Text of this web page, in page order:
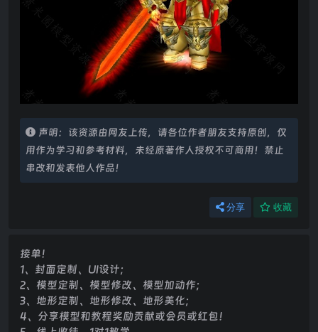
声明：该资源由网友上传，请各位作者朋友支持原创，仅
用作为学习和参考材料，未经原著作人授权不可商用！禁止
串改和发表他人作品！
分享 收藏
接单！
1、封面定制、UI设计；
2、模型定制、模型修改、模型加动作；
3、地形定制、地形修改、地形美化；
4、分享模型和教程奖励贡献或会员或红包！